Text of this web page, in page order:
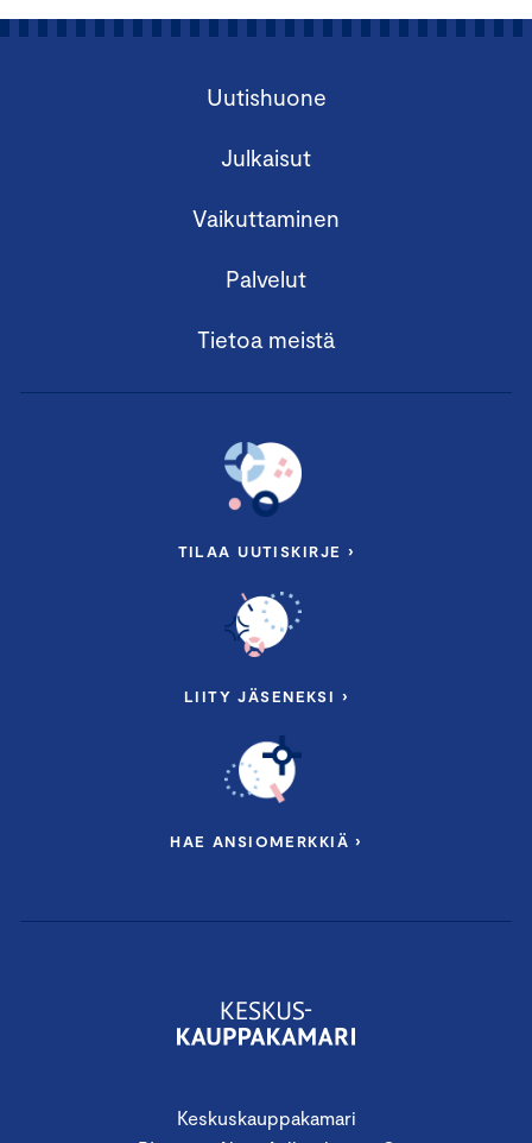
Keskuskauppakamari
Uutishuone
Julkaisut
Vaikuttaminen
Palvelut
Tietoa meistä
TILAA UUTISKIRJE ›
LIITY JÄSENEKSI ›
HAE ANSIOMERKKIÄ ›